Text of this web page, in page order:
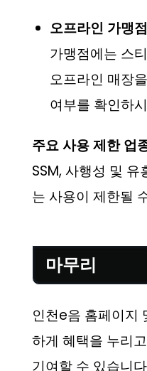
오프라인 가맹
가맹점에는 스
오프라인 매장
여부를 확인하
주요 사용 제한 업
SSM, 사행성 및
는 사용이 제한될
마무리
인천e음 홈페이지
하게 혜택을 누리
기여할 수 있습니